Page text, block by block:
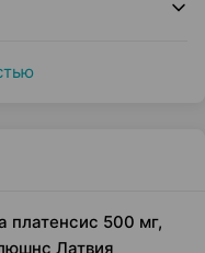
платенсис 500 мг,
Латвия